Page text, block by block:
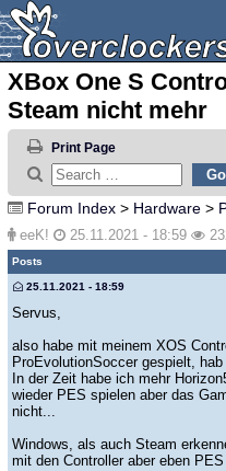
XBox One S
Steam nicht mehr
Print Page
Forum Index > Hardware >
eeK! 25.11.2021 - 18:59
Posts
25.11.2021 - 18:59
Servus,
also habe mit meinem XOS
ProEvolutionSoccer gespielt,
In der Zeit habe ich mehr
wieder PES spielen aber das
nicht...
Windows, als auch Steam
mit den Controller aber eben